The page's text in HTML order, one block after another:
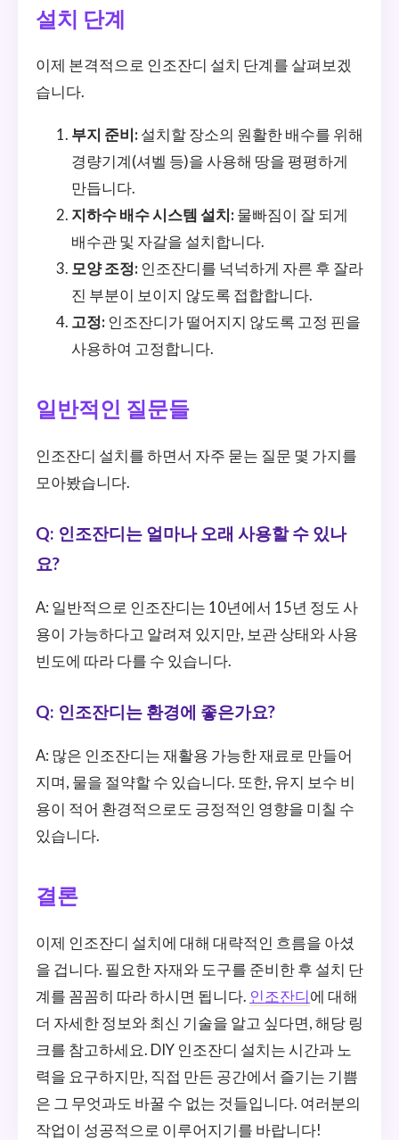
설치 단계
이제 본격적으로 인조잔디 설치 단계를 살펴보겠
습니다.
부지 준비: 설치할 장소의 원활한 배수를 위해
경량기계(셔벨 등)을 사용해 땅을 평평하게
만듭니다.
지하수 배수 시스템 설치: 물빠짐이 잘 되게
배수관 및 자갈을 설치합니다.
모양 조정: 인조잔디를 넉넉하게 자른 후 잘라
진 부분이 보이지 않도록 접합합니다.
고정: 인조잔디가 떨어지지 않도록 고정 핀을
사용하여 고정합니다.
일반적인 질문들
인조잔디 설치를 하면서 자주 묻는 질문 몇 가지를
모아봤습니다.
Q: 인조잔디는 얼마나 오래 사용할 수 있나
요?
A: 일반적으로 인조잔디는 10년에서 15년 정도 사
용이 가능하다고 알려져 있지만, 보관 상태와 사용
빈도에 따라 다를 수 있습니다.
Q: 인조잔디는 환경에 좋은가요?
A: 많은 인조잔디는 재활용 가능한 재료로 만들어
지며, 물을 절약할 수 있습니다. 또한, 유지 보수 비
용이 적어 환경적으로도 긍정적인 영향을 미칠 수
있습니다.
결론
이제 인조잔디 설치에 대해 대략적인 흐름을 아셨
을 겁니다. 필요한 자재와 도구를 준비한 후 설치 단
계를 꼼꼼히 따라 하시면 됩니다. 인조잔디에 대해
더 자세한 정보와 최신 기술을 알고 싶다면, 해당 링
크를 참고하세요. DIY 인조잔디 설치는 시간과 노
력을 요구하지만, 직접 만든 공간에서 즐기는 기쁨
은 그 무엇과도 바꿀 수 없는 것들입니다. 여러분의
작업이 성공적으로 이루어지기를 바랍니다!